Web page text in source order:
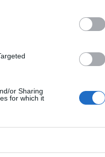
or Sharing
for which it
serie C2